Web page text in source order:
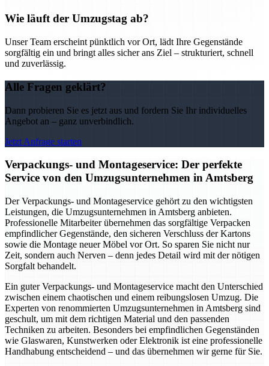
Wie läuft der Umzugstag ab?
Unser Team erscheint pünktlich vor Ort, lädt Ihre Gegenstände
sorgfältig ein und bringt alles sicher ans Ziel – strukturiert, schnell
und zuverlässig.
Alle Fragen geklärt?
Dann probieren Sie es jetzt aus und fordern Sie Ihr individuelles
Angebot an – ganz unverbindlich.
Jetzt Anfrage starten
Verpackungs- und Montageservice: Der perfekte
Service von den Umzugsunternehmen in Amtsberg
Der Verpackungs- und Montageservice gehört zu den wichtigsten
Leistungen, die Umzugsunternehmen in Amtsberg anbieten.
Professionelle Mitarbeiter übernehmen das sorgfältige Verpacken
empfindlicher Gegenstände, den sicheren Verschluss der Kartons
sowie die Montage neuer Möbel vor Ort. So sparen Sie nicht nur
Zeit, sondern auch Nerven – denn jedes Detail wird mit der nötigen
Sorgfalt behandelt.
Ein guter Verpackungs- und Montageservice macht den Unterschied
zwischen einem chaotischen und einem reibungslosen Umzug. Die
Experten von renommierten Umzugsunternehmen in Amtsberg sind
geschult, um mit dem richtigen Material und den passenden
Techniken zu arbeiten. Besonders bei empfindlichen Gegenständen
wie Glaswaren, Kunstwerken oder Elektronik ist eine professionelle
Handhabung entscheidend – und das übernehmen wir gerne für Sie.